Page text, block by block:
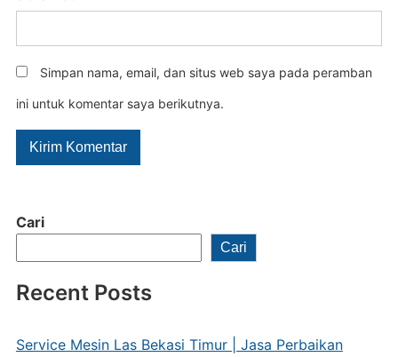
Cari
Cari
Recent Posts
Service Mesin Las Bekasi Timur | Jasa Perbaikan
Simpan nama, email, dan situs web saya pada peramban
ini untuk komentar saya berikutnya.